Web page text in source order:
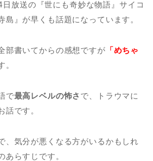
放送の『世にも奇妙な物語』サイコ
島』が早くも話題になっています。
部書いてからの感想ですが 「めちゃ
。
で最高レベルの怖さ で、トラウマに
話です。
、気分が悪くなる方がいるかもしれ
あらすじです。